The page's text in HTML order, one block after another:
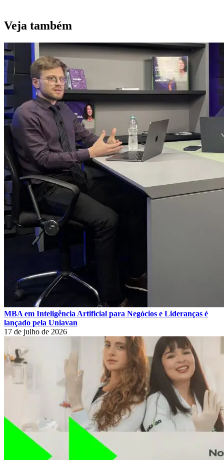
Veja também
MBA em Inteligência Artificial para Negócios e Lideranças é
lançado pela Uniavan
17 de julho de 2026